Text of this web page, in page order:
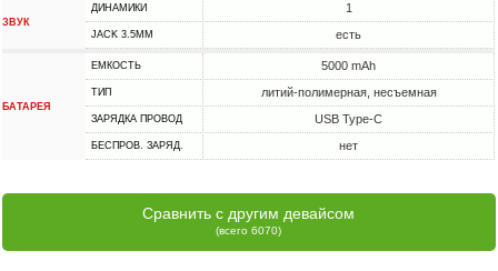
ЗВУК
ДИНАМИКИ 1
JACK 3.5MM есть
БАТАРЕЯ
ЕМКОСТЬ 5000 mAh
ТИП литий-полимерная, несъемная
ЗАРЯДКА ПРОВОД USB Type-C
БЕСПРОВ. ЗАРЯД. нет
Сравнить с другим девайсом
(всего 6070)